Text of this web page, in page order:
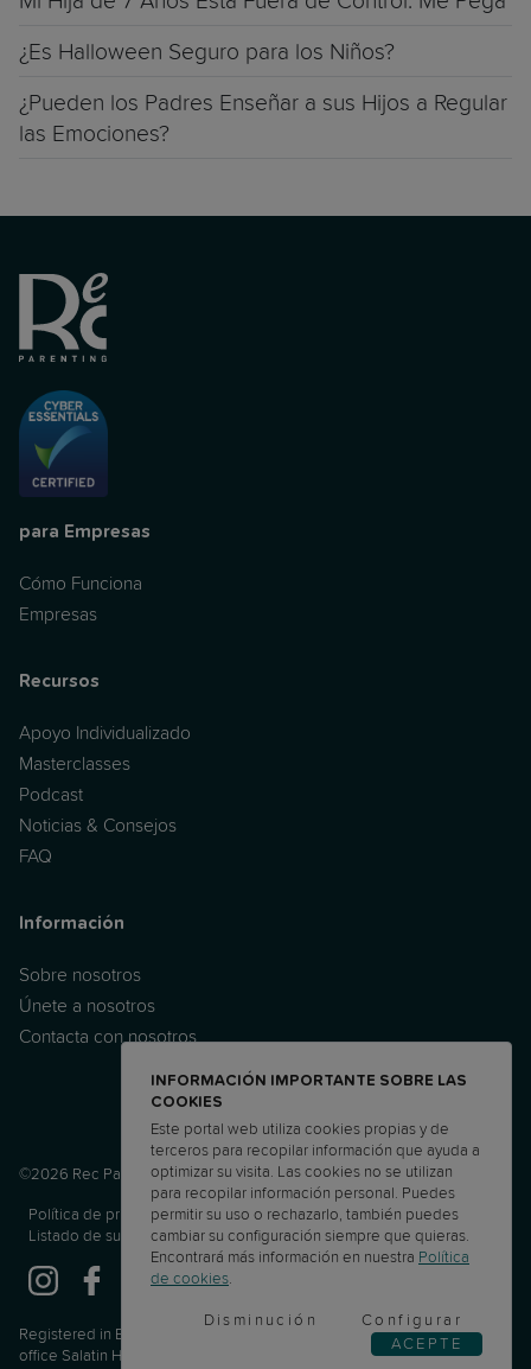
¿Es Halloween Seguro para los Niños?
¿Pueden los Padres Enseñar a sus Hijos a Regular
las Emociones?
para Empresas
Cómo Funciona
Empresas
Recursos
Apoyo Individualizado
Masterclasses
Podcast
Noticias & Consejos
FAQ
Información
Sobre nosotros
Únete a nosotros
Contacta con nosotros
©2026 Rec Parenting Ltd.
Política de privacidad Terms and Conditions PUA
APC
Listado de subprocesadores
ETD
Registered in England & Wales. Company No.13460950. Registered
office Salatin House, 19 Cedar Road, Sutton, SM2 5DA, United Kingdom
INFORMACIÓN IMPORTANTE SOBRE LAS
COOKIES
Este portal web utiliza cookies propias y de
terceros para recopilar información que ayuda a
optimizar su visita. Las cookies no se utilizan
para recopilar información personal. Puedes
permitir su uso o rechazarlo, también puedes
cambiar su configuración siempre que quieras.
Encontrará más información en nuestra Política
de cookies.
Disminución
Configurar
ACEPTE